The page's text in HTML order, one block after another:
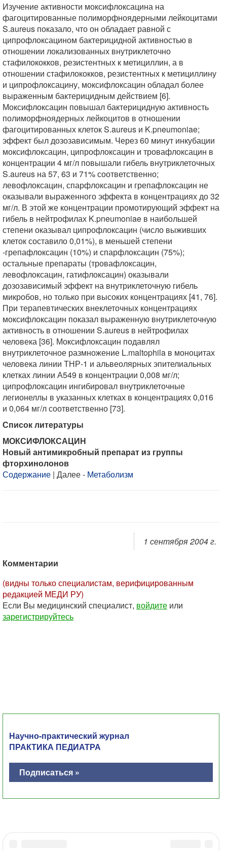
Изучение активности моксифлоксацина на
фагоцитированные полиморфноядерными лейкоцитами
S.aureus показало, что он обладает равной с
ципрофлоксацином бактерицидной активностью в
отношении локализованных внутриклеточно
стафилококков, резистентных к метициллин, а в
отношении стафилококков, резистентных к метициллину
и ципрофлоксацину, моксифлоксацин обладал более
выраженным бактерицидным действием [6].
Моксифлоксацин повышал бактерицидную активность
полиморфноядерных лейкоцитов в отношении
фагоцитированных клеток S.aureus и K.pneumoniae;
эффект был дозозависимым. Через 60 минут инкубации
моксифлоксацин, ципрофлоксацин и тровафлоксацин в
концентрации 4 мг/л повышали гибель внутриклеточных
S.aureus на 57, 63 и 71% соответственно;
левофлоксацин, спарфлоксацин и грепафлоксацин не
оказывали выраженного эффекта в концентрациях до 32
мг/л. В этой же концентрации промотирующий эффект на
гибель в нейтрофилах K.pneumoniae в наибольшей
степени оказывал ципрофлоксацин (число выживших
клеток составило 0,01%), в меньшей степени
-грепафлоксацин (10%) и спарфлоксацин (75%);
остальные препараты (тровафлоксацин,
левофлоксацин, гатифлоксацин) оказывали
дозозависимый эффект на внутриклеточную гибель
микробов, но только при высоких концентрациях [41, 76].
При терапевтических внеклеточных концентрациях
моксифлоксацин показал выраженную внутриклеточную
активность в отношении S.aureus в нейтрофилах
человека [36]. Моксифлоксацин подавлял
внутриклеточное размножение L.maltophila в моноцитах
человека линии ТНР-1 и альвеолярных эпителиальных
клетках линии А549 в концентрации 0,008 мг/л;
ципрофлоксацин ингибировал внутриклеточные
легионеллы в указанных клетках в концентрациях 0,016
и 0,064 мг/л соответственно [73].
Список литературы
МОКСИФЛОКСАЦИН
Новый антимикробный препарат из группы
фторхинолонов
Содержание | Далее - Метаболизм
1 сентября 2004 г.
Комментарии
(видны только специалистам, верифицированным
редакцией МЕДИ РУ)
Если Вы медицинский специалист, войдите или
зарегистрируйтесь
Научно-практический журнал
ПРАКТИКА ПЕДИАТРА
Подписаться »